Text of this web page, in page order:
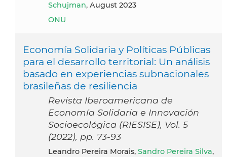
Schujman, August 2023
ONU
Economía Solidaria y Políticas Públicas
para el desarrollo territorial: Un análisis
basado en experiencias subnacionales
brasileñas de resiliencia
Revista Iberoamericana de
Economía Solidaria e Innovación
Socioecológica (RIESISE), Vol. 5
(2022), pp. 73-93
Leandro Pereira Morais, Sandro Pereira Silva,